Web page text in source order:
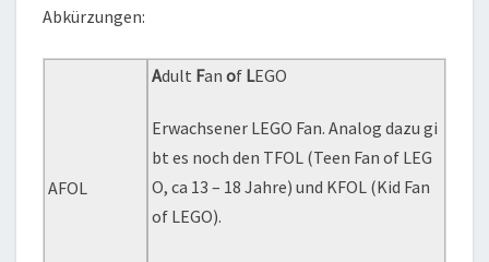
Abkürzungen:
AFOL
Adult Fanof LEGO
Erwachsener LEGO Fan. Analog dazu gi
bt es noch den TFOL (Teen Fan of LEG
O, ca 13 – 18 Jahre) und KFOL (Kid Fan
of LEGO).